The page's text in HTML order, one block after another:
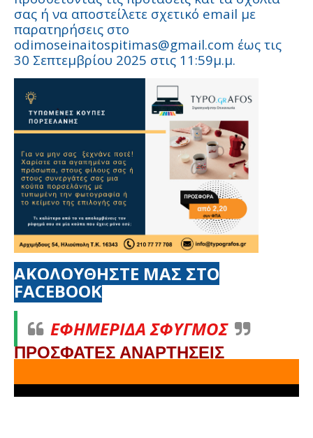
σας ή να αποστείλετε σχετικό email με
παρατηρήσεις στο
odimoseinaitospitimas@gmail.com έως τις
30 Σεπτεμβρίου 2025 στις 11:59μ.μ.
ΑΚΟΛΟΥΘΗΣΤΕ ΜΑΣ ΣΤΟ
FACEBOOK
ΕΦΗΜΕΡΙΔΑ ΣΦΥΓΜΟΣ
ΠΡΟΣΦΑΤΕΣ ΑΝΑΡΤΗΣΕΙΣ